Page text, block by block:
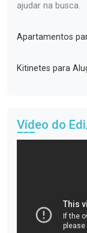
ajudar na busca.
Apartamentos
Kitinetes para
Vídeo do